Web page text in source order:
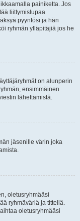
painiketta. Jos
liittymislupaa
pyyntösi ja hän
ryhmän ylläpitäjiä jos he
on alunperin
ensimmäinen
lähettämistä.
jäsenille värin joka
oletusryhmääsi
ryhmäväriä ja titteliä.
oletusryhmääsi